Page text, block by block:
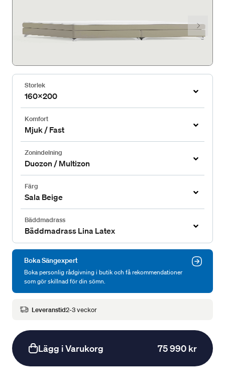
Storlek
160x200
Komfort
Mjuk / Fast
Zonindelning
Duozon / Multizon
Färg
Sala Beige
Bäddmadrass
Bäddmadrass Lina Latex
Boka Sängexpert
Boka personlig rådgivning i butik och få rekommendationer
som gör skillnad för din sömn.
Leveranstid2-3 veckor
Lägg i Varukorg 75 990 kr